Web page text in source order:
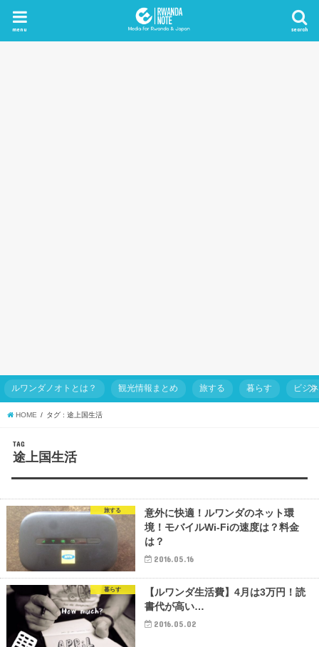
search
menu
ルワンダノオトとは？ 観光情報まとめ 旅する 暮らす ビジ
HOME タグ : 途上国生活
TAG
途上国生活
旅する
意外に快適！ルワンダのネット環
境！モバイルWi-Fiの速度は？料金
は？
2016.05.16
暮らす
【ルワンダ生活費】4月は3万円！読
書代が高い…
2016.05.02